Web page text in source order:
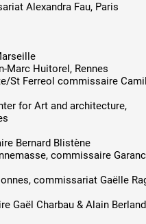
Alexandra Fau, Paris
Marc Huitorel, Rennes
St Ferreol commissaire
for Art and architecture,
Bernard Blistène
commissaire
commissariat Gaëlle
Gaël Charbau & Alain Berland